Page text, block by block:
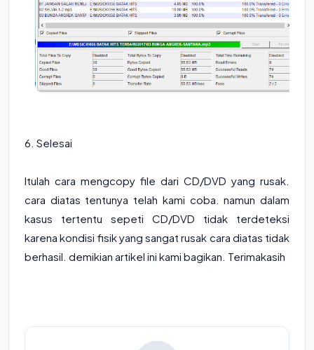
6. Selesai
Itulah cara mengcopy file dari CD/DVD yang rusak.
cara diatas tentunya telah kami coba. namun dalam
kasus tertentu sepeti CD/DVD tidak terdeteksi
karena kondisi fisik yang sangat rusak cara diatas tidak
berhasil. demikian artikel ini kami bagikan. Terimakasih